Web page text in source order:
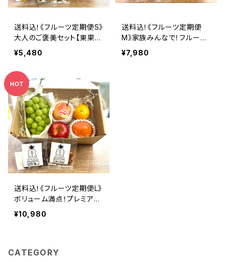
送料込！《フルーツ定期便S》
大人のご褒美セット【東果堂
厳選！旬のフルーツ詰め合
わせ＆ドライフルーツ定期便
セット】
¥5,480
送料込！《フルーツ定期便
M》家族みんなで！フルーツ
セット【東果堂厳選！旬のフ
ルーツ詰め合わせ＆ドライフ
¥7,980
送料込！《フルーツ定期便L》
ボリューム満点！プレミアム
セット【東果堂厳選！旬のフ
ルーツ詰め合わせ＆ドライフ
¥10,980
CATEGORY